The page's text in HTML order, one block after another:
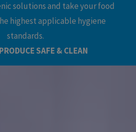
solutions and take your food
highest applicable hygiene
standards.
SAFE & CLEAN